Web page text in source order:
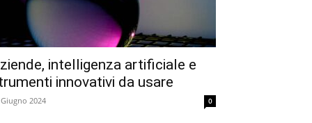
intelligenza artificiale e
innovativi da usare
Giugno 2024 0